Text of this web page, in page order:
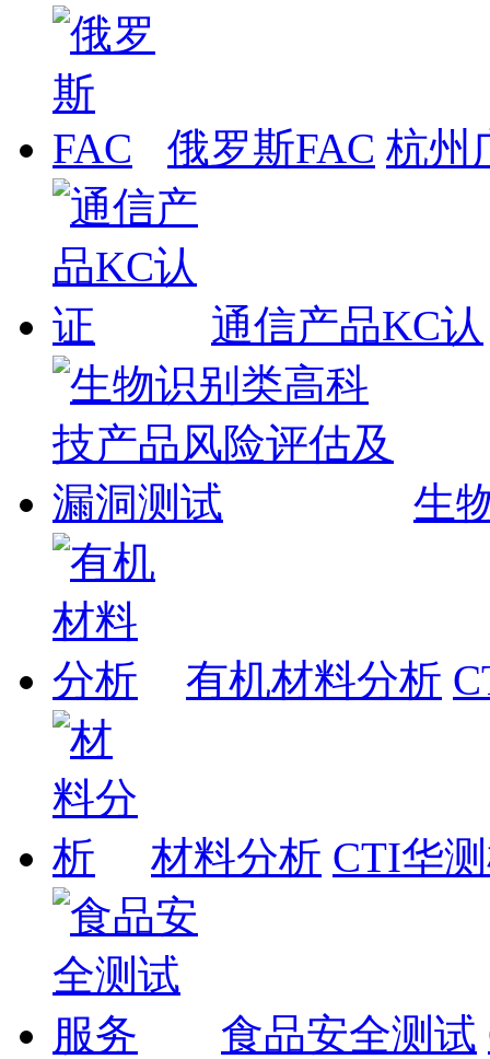
俄罗斯FAC 杭州
通信产品KC认
生
有机材料分析
材料分析 CTI华
食品安全测试